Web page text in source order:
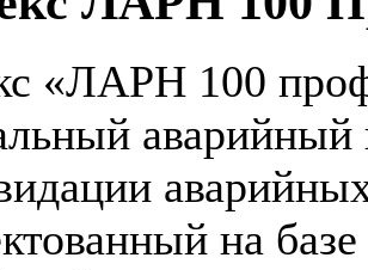
«ЛАРН 100
аварийный
на